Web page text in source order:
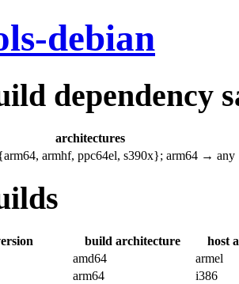
debian
dependency
architectures
armhf, ppc64el, s390x}; arm64 → any
build architecture
host
amd64
armel
arm64
i386